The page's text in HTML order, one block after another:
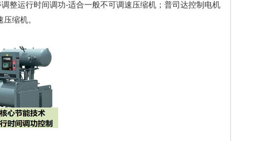
运行时间调功-适合一般不可调速压缩机；普司达控制电机
缩机。